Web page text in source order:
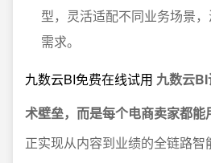
型，灵活适配不同业务场景
需求。
九数云BI免费在线试用 九数云
术壁垒，而是每个电商卖家都能
正实现从内容到业绩的全链路智